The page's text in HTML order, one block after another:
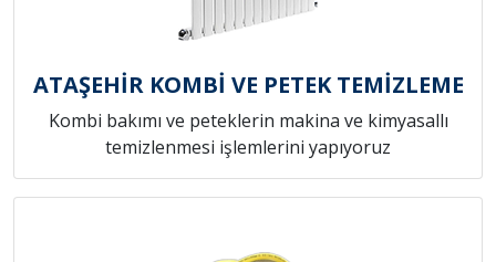
ATAŞEHİR KOMBİ VE PETEK TEMİZLEME
Kombi bakımı ve peteklerin makina ve kimyasallı
temizlenmesi işlemlerini yapıyoruz